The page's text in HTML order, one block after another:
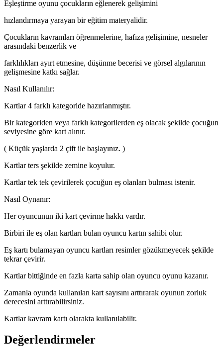
Eşleştirme oyunu çocukların eğlenerek gelişimini
hızlandırmaya yarayan bir eğitim materyalidir.
Çocukların kavramları öğrenmelerine, hafıza gelişimine, nesneler
arasındaki benzerlik ve
farklılıkları ayırt etmesine, düşünme becerisi ve görsel algılarının
gelişmesine katkı sağlar.
Nasıl Kullanılır:
Kartlar 4 farklı kategoride hazırlanmıştır.
Bir kategoriden veya farklı kategorilerden eş olacak şekilde çocuğun
seviyesine göre kart alınır.
( Küçük yaşlarda 2 çift ile başlayınız. )
Kartlar ters şekilde zemine koyulur.
Kartlar tek tek çevirilerek çocuğun eş olanları bulması istenir.
Nasıl Oynanır:
Her oyuncunun iki kart çevirme hakkı vardır.
Birbiri ile eş olan kartları bulan oyuncu kartın sahibi olur.
Eş kartı bulamayan oyuncu kartları resimler gözükmeyecek şekilde
tekrar çevirir.
Kartlar bittiğinde en fazla karta sahip olan oyuncu oyunu kazanır.
Zamanla oyunda kullanılan kart sayısını arttırarak oyunun zorluk
derecesini arttırabilirsiniz.
Kartlar kavram kartı olarakta kullanılabilir.
Değerlendirmeler